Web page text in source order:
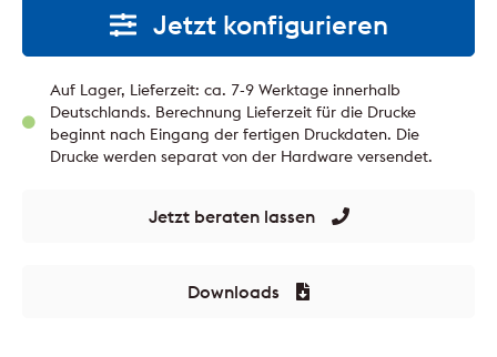
Jetzt konfigurieren
Auf Lager, Lieferzeit: ca. 7-9 Werktage innerhalb
Deutschlands. Berechnung Lieferzeit für die Drucke
beginnt nach Eingang der fertigen Druckdaten. Die
Drucke werden separat von der Hardware versendet.
Jetzt beraten lassen
Downloads